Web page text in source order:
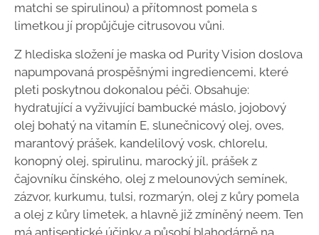
matchi se spirulinou) a přítomnost pomela s
limetkou jí propůjčuje citrusovou vůni.
Z hlediska složení je maska od Purity Vision doslova
napumpovaná prospěšnými ingrediencemi, které
pleti poskytnou dokonalou péči. Obsahuje:
hydratující a vyživující bambucké máslo, jojobový
olej bohatý na vitamín E, slunečnicový olej, oves,
marantový prášek, kandelilový vosk, chlorelu,
konopný olej, spirulinu, marocký jíl, prášek z
čajovníku čínského, olej z melounových semínek,
zázvor, kurkumu, tulsi, rozmarýn, olej z kůry pomela
a olej z kůry limetek, a hlavně již zmíněný neem. Ten
má antiseptické účinky a působí blahodárně na